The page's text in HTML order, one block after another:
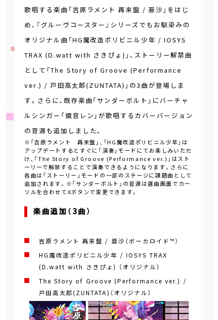
歌唱する楽曲「吉原ラメント 再来盤 / 亜沙」をはじ
め、『グルーヴコースター』シリーズでもお馴染みの
オリジナル曲「HG魔改造ポリビニル少年 / IOSYS
TRAX (D.watt with さきぴょ)」、ストーリー解禁曲
として「The Story of Groove (Performance
ver.) / 戸田高太郎(ZUNTATA)」の3曲が登場しま
す。さらに、既存楽曲「サンダーボルト」にバーチャ
ルシンガー「鏡音レン」が歌唱するカバーバージョン
の音源も追加しました。
※「吉原ラメント 再来盤」、「HG魔改造ポリビニル少年」は
アップデートするとすぐに「演奏」モードにてお楽しみいただ
け、「The Story of Groove (Performance ver.)」はスト
ーリーで解禁することで演奏できるようになります。さらに
各曲は「ストーリー」モードの一部のステージに課題曲として
追加されます。※「サンダーボルト」の音源は選曲画面でカー
ソルを合わせてXボタンで変更できます。
楽曲追加（3曲）
吉原ラメント 再来盤 / 亜沙（ボーカロイド™）
HG魔改造ポリビニル少年 / IOSYS TRAX
(D.watt with さきぴょ) （オリジナル）
The Story of Groove (Performance ver.) /
戸田高太郎(ZUNTATA)（オリジナル）